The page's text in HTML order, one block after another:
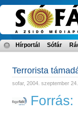
Hírportál Sófár
Terrorista
sofar, 2004. szeptember
Forrás: